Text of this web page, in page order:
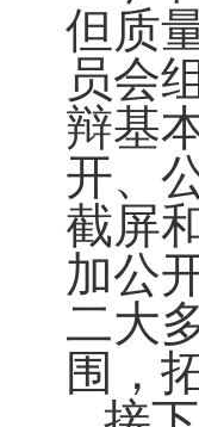
但质
员会
辩基
开、
截屏
加公
二大
围，